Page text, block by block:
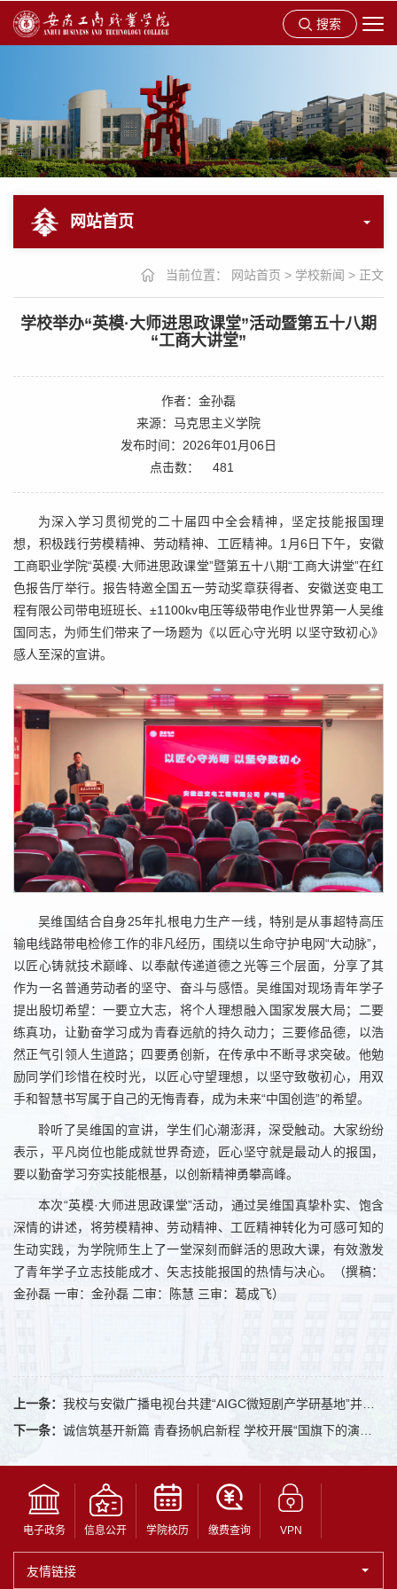
搜索
网站首页
当前位置： 网站首页 > 学校新闻 > 正文
学校举办“英模·大师进思政课堂”活动暨第五十八期
“工商大讲堂”
作者：金孙磊
来源：马克思主义学院
发布时间：2026年01月06日
点击数：
481
为深入学习贯彻党的二十届四中全会精神，坚定技能报国理
想，积极践行劳模精神、劳动精神、工匠精神。1月6日下午，安徽
工商职业学院“英模·大师进思政课堂”暨第五十八期“工商大讲堂”在红
色报告厅举行。报告特邀全国五一劳动奖章获得者、安徽送变电工
程有限公司带电班班长、±1100kv电压等级带电作业世界第一人吴维
国同志，为师生们带来了一场题为《以匠心守光明 以坚守致初心》
感人至深的宣讲。
吴维国结合自身25年扎根电力生产一线，特别是从事超特高压
输电线路带电检修工作的非凡经历，围绕以生命守护电网“大动脉”，
以匠心铸就技术巅峰、以奉献传递道德之光等三个层面，分享了其
作为一名普通劳动者的坚守、奋斗与感悟。吴维国对现场青年学子
提出殷切希望：一要立大志，将个人理想融入国家发展大局；二要
练真功，让勤奋学习成为青春远航的持久动力；三要修品德，以浩
然正气引领人生道路；四要勇创新，在传承中不断寻求突破。他勉
励同学们珍惜在校时光，以匠心守望理想，以坚守致敬初心，用双
手和智慧书写属于自己的无悔青春，成为未来“中国创造”的希望。
聆听了吴维国的宣讲，学生们心潮澎湃，深受触动。大家纷纷
表示，平凡岗位也能成就世界奇迹，匠心坚守就是最动人的报国，
要以勤奋学习夯实技能根基，以创新精神勇攀高峰。
本次“英模·大师进思政课堂”活动，通过吴维国真挚朴实、饱含
深情的讲述，将劳模精神、劳动精神、工匠精神转化为可感可知的
生动实践，为学院师生上了一堂深刻而鲜活的思政大课，有效激发
了青年学子立志技能成才、矢志技能报国的热情与决心。（撰稿：
金孙磊 一审：金孙磊 二审：陈慧 三审：葛成飞）
上一条： 我校与安徽广播电视台共建“AIGC微短剧产学研基地”并签约
下一条： 诚信筑基开新篇 青春扬帆启新程 学校开展“国旗下的演讲”爱国主义教育活动
电子政务 信息公开 学院校历 缴费查询 VPN
友情链接